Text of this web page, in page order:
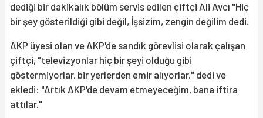
dediği bir dakikalık bölüm servis edilen çiftçi Ali Avcı "Hiç
bir şey gösterildiği gibi değil, İşsizim, zengin değilim dedi.
AKP üyesi olan ve AKP'de sandık görevlisi olarak çalışan
çiftçi, "televizyonlar hiç bir şeyi olduğu gibi
göstermiyorlar, bir yerlerden emir alıyorlar." dedi ve
ekledi: "Artık AKP'de devam etmeyeceğim, bana iftira
attılar."